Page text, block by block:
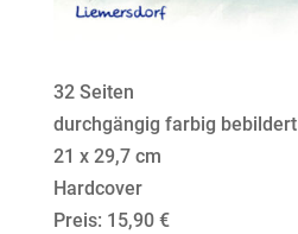
32 Seiten
durchgängig farbig bebildert
21 x 29,7 cm
Hardcover
Preis: 15,90 €